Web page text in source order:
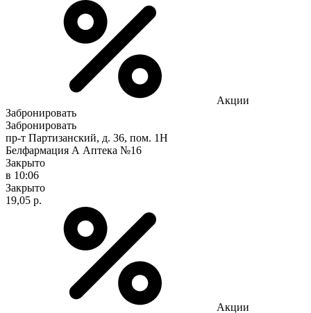
Акции
Забронировать
Забронировать
пр-т Партизанский, д. 36, пом. 1Н
Белфармация А Аптека №16
Закрыто
в 10:06
Закрыто
19,05 р.
Акции